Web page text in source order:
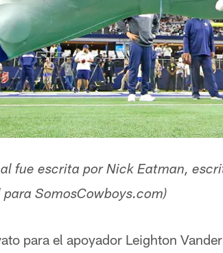
fue escrita por Nick Eatman,
SomosCowboys.com)​
para el apoyador Leighton